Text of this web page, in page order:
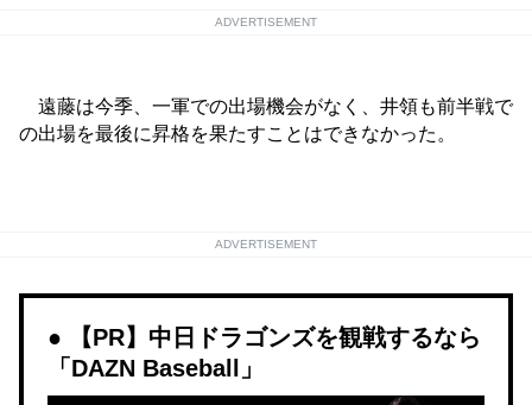
ADVERTISEMENT
遠藤は今季、一軍での出場機会がなく、井領も前半戦で
の出場を最後に昇格を果たすことはできなかった。
ADVERTISEMENT
【PR】中日ドラゴンズを観戦するなら
「DAZN Baseball」